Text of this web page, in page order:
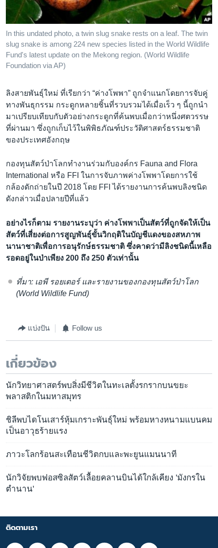
In this undated photo, a twin slug snake rests on a leaf. The twin
slug snake is among 224 new species listed in the World Wildlife
Fund's latest update on the Mekong region. (World Wildlife
Foundation via AP)
ลิงสายพันธุ์ใหม่ ที่เรียกว่า “ค่างโพพา” ถูกจำแนกโดยการจับคู่
ทางพันธุกรรม กระดูกหลายชิ้นที่รวบรวมได้เมื่อเร็ว ๆ นี้ถูกนำ
มาเปรียบเทียบกับตัวอย่างกระดูกที่ค้นพบเมื่อกว่าหนึ่งศตวรรษ
ที่ผ่านมา ซึ่งถูกเก็บไว้ในพิพิธภัณฑ์ประวัติศาสตร์ธรรมชาติ
ของประเทศอังกฤษ
กองทุนสัตว์ป่าโลกทำงานร่วมกับองค์กร Fauna and Flora
International หรือ FFI ในการจับภาพค่างโพพาโดยการใช้
กล้องดักถ่ายในปี 2018 โดย FFI ได้รายงานการค้นพบลิงชนิด
ดังกล่าวเมื่อปลายปีที่แล้ว
อย่างไรก็ตาม รายงานระบุว่า ค่างโพพาเป็นสัตว์ที่ถูกจัดให้เป็น
สัตว์ที่เสี่ยงต่อการสูญพันธุ์ขั้นวิกฤติในบัญชีแดงของสหภาพ
นานาชาติเพื่อการอนุรักษ์ธรรมชาติ ซึ่งคาดว่ามีลิงชนิดนี้เหลือ
รอดอยู่ในป่าเพียง 200 ถึง 250 ตัวเท่านั้น
ที่มา: เอพี รอยเตอร์ และรายงานของกองทุนสัตว์ป่าโลก
(World Wildlife Fund)
แบ่งปัน Follow us
เกี่ยวข้อง
นักวิทยาศาสตร์พบสิ่งมีชีวิตในทะเลตั้งรกรากบนขยะ
พลาสติกในมหาสมุทร
ชิลีพบไดโนเสาร์หุ้มเกราะพันธุ์ใหม่ พร้อมหางหนามแบนคม
เป็นอาวุธร้ายแรง
ภาวะโลกร้อนสะเทือนชีวิตกบและพะยูนแมนนาที
นักวิจัยพบฟอสซิลสัตว์เลื้อยคลานบินได้ใกล้เคียง 'มังกรใน
ตำนาน'
ติดตามเรา